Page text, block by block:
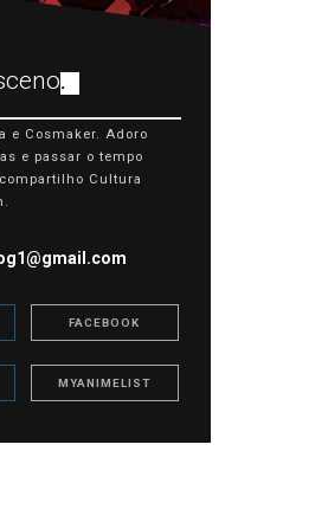
.
e Cosmaker. Adoro
e passar o tempo
Cultura
FACEBOOK
MYANIMELIST